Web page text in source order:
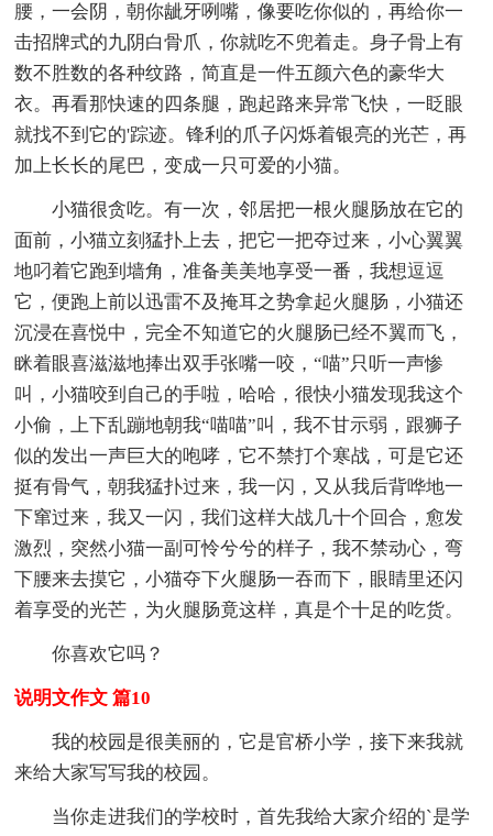
腰，一会阴，朝你龇牙咧嘴，像要吃你似的，再给你一
击招牌式的九阴白骨爪，你就吃不兜着走。身子骨上有
数不胜数的各种纹路，简直是一件五颜六色的豪华大
衣。再看那快速的四条腿，跑起路来异常飞快，一眨眼
就找不到它的'踪迹。锋利的爪子闪烁着银亮的光芒，再
加上长长的尾巴，变成一只可爱的小猫。
小猫很贪吃。有一次，邻居把一根火腿肠放在它的
面前，小猫立刻猛扑上去，把它一把夺过来，小心翼翼
地叼着它跑到墙角，准备美美地享受一番，我想逗逗
它，便跑上前以迅雷不及掩耳之势拿起火腿肠，小猫还
沉浸在喜悦中，完全不知道它的火腿肠已经不翼而飞，
眯着眼喜滋滋地捧出双手张嘴一咬，“喵”只听一声惨
叫，小猫咬到自己的手啦，哈哈，很快小猫发现我这个
小偷，上下乱蹦地朝我“喵喵”叫，我不甘示弱，跟狮子
似的发出一声巨大的咆哮，它不禁打个寒战，可是它还
挺有骨气，朝我猛扑过来，我一闪，又从我后背哗地一
下窜过来，我又一闪，我们这样大战几十个回合，愈发
激烈，突然小猫一副可怜兮兮的样子，我不禁动心，弯
下腰来去摸它，小猫夺下火腿肠一吞而下，眼睛里还闪
着享受的光芒，为火腿肠竟这样，真是个十足的吃货。
你喜欢它吗？
说明文作文 篇10
我的校园是很美丽的，它是官桥小学，接下来我就
来给大家写写我的校园。
当你走进我们的学校时，首先我给大家介绍的`是学